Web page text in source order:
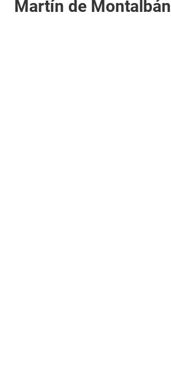
Martín de Montalbán